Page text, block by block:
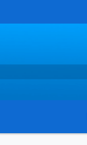
7 de Agosto de